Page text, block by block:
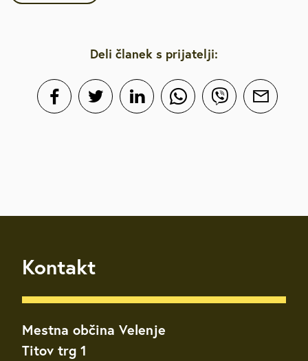
Deli članek s prijatelji:
Kontakt
Mestna občina Velenje
Titov trg 1